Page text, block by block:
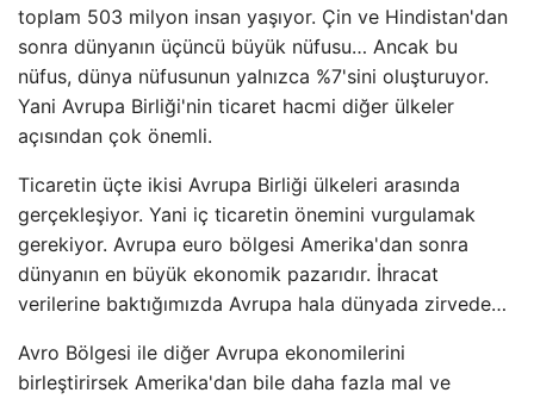
toplam 503 milyon insan yaşıyor. Çin ve Hindistan'dan
sonra dünyanın üçüncü büyük nüfusu… Ancak bu
nüfus, dünya nüfusunun yalnızca %7'sini oluşturuyor.
Yani Avrupa Birliği'nin ticaret hacmi diğer ülkeler
açısından çok önemli.
Ticaretin üçte ikisi Avrupa Birliği ülkeleri arasında
gerçekleşiyor. Yani iç ticaretin önemini vurgulamak
gerekiyor. Avrupa euro bölgesi Amerika'dan sonra
dünyanın en büyük ekonomik pazarıdır. İhracat
verilerine baktığımızda Avrupa hala dünyada zirvede…
Avro Bölgesi ile diğer Avrupa ekonomilerini
birleştirirsek Amerika'dan bile daha fazla mal ve